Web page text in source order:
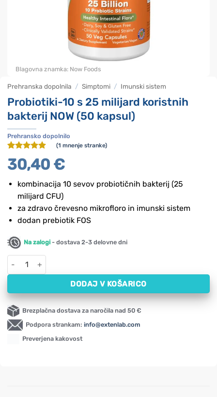
Prehranska dopolnila / Simptomi / Imunski sistem
Probiotiki-10 s 25 milijard koristnih
bakterij NOW (50 kapsul)
Prehransko dopolnilo
Ocenjeno z
5od 5 na
podlagi
ocene
1
stranke
(1 mnenje stranke)
30,40 €
kombinacija 10 sevov probiotičnih bakterij (25
milijard CFU)
za zdravo črevesno mikrofloro in imunski sistem
dodan prebiotik FOS
Na zalogi - dostava 2-3 delovne dni
Probiotiki-10 s 25 milijard koristnih bakterij NOW (50 kapsul)
DODAJ V KOŠARICO
Brezplačna dostava za naročila nad 50 €
Podpora strankam: info@extenlab.com
Preverjena kakovost
Blagovna znamka: Now Foods